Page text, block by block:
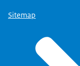
Sitemap